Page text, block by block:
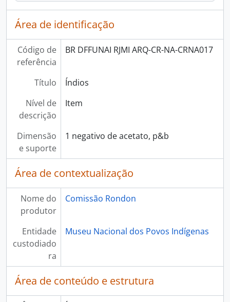
Área de identificação
Código de
referência
BR DFFUNAI RJMI ARQ-CR-NA-CRNA017
Título
Índios
Nível de
descrição
Item
Dimensão
e suporte
1 negativo de acetato, p&b
Área de contextualização
Nome do
produtor
Comissão Rondon
Entidade
custodiado
ra
Museu Nacional dos Povos Indígenas
Área de conteúdo e estrutura